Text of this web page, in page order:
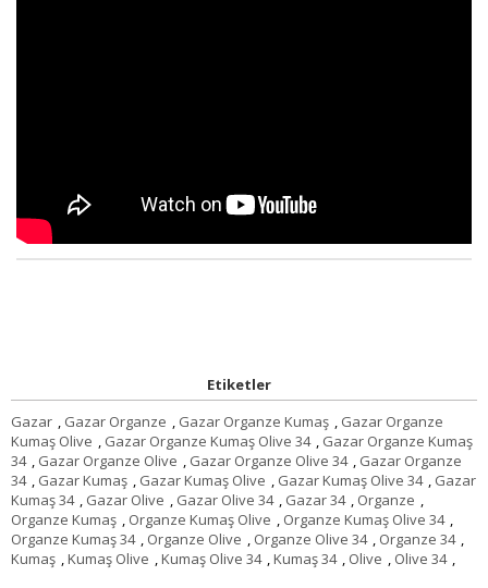
Etiketler
Gazar , Gazar Organze , Gazar Organze Kumaş , Gazar Organze
Kumaş Olive , Gazar Organze Kumaş Olive 34 , Gazar Organze Kumaş
34 , Gazar Organze Olive , Gazar Organze Olive 34 , Gazar Organze
34 , Gazar Kumaş , Gazar Kumaş Olive , Gazar Kumaş Olive 34 , Gazar
Kumaş 34 , Gazar Olive , Gazar Olive 34 , Gazar 34 , Organze ,
Organze Kumaş , Organze Kumaş Olive , Organze Kumaş Olive 34 ,
Organze Kumaş 34 , Organze Olive , Organze Olive 34 , Organze 34 ,
Kumaş ,Kumaş Olive ,Kumaş Olive 34 ,Kumaş 34 , Olive , Olive 34 ,